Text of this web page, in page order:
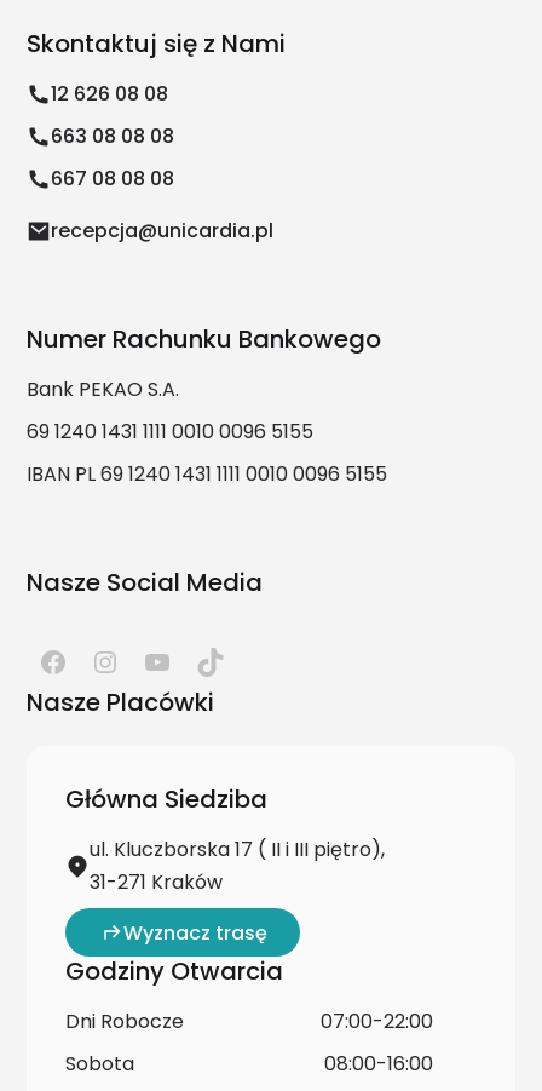
Skontaktuj się z Nami
12 626 08 08
663 08 08 08
667 08 08 08
recepcja@unicardia.pl
Numer Rachunku Bankowego
Bank PEKAO S.A.
69 1240 1431 1111 0010 0096 5155
IBAN PL 69 1240 1431 1111 0010 0096 5155
Nasze Social Media
Nasze Placówki
Główna Siedziba
ul. Kluczborska 17 ( II i III piętro),
31-271 Kraków
Wyznacz trasę
Godziny Otwarcia
Dni Robocze
07:00-22:00
Sobota
08:00-16:00